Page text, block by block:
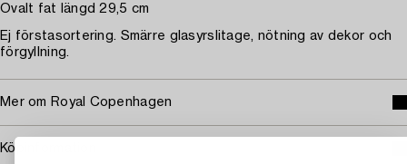
Ovalt fat längd 29,5 cm
Ej förstasortering. Smärre glasyrslitage, nötning av dekor och
förgyllning.
Mer om Royal Copenhagen
Köpinformation